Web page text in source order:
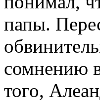
папы.
сомнению
того,